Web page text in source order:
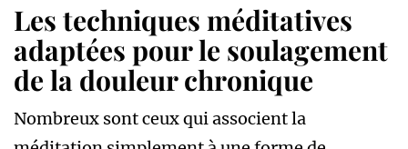
Les techniques méditatives
adaptées pour le soulagement
de la douleur chronique
Nombreux sont ceux qui associent la